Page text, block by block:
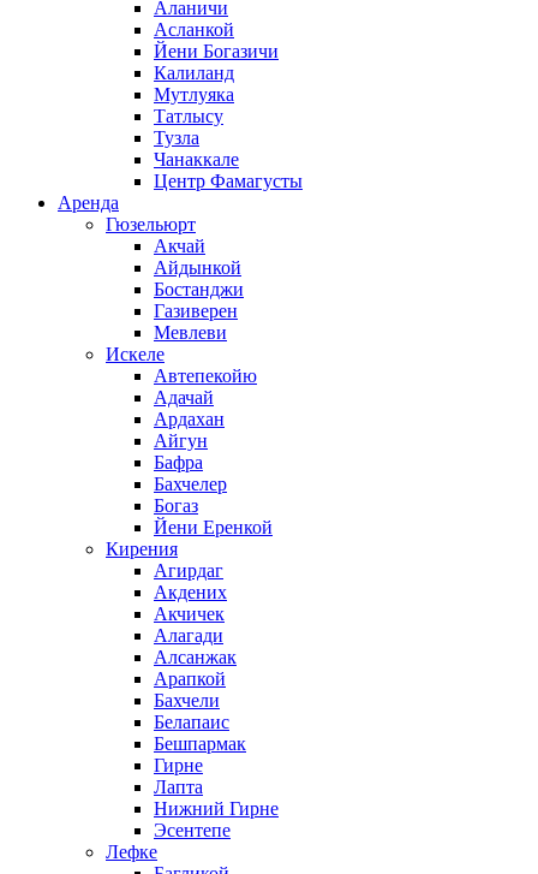
Аланичи
Асланкой
Йени Богазичи
Калиланд
Мутлуяка
Татлысу
Тузла
Чанаккале
Центр Фамагусты
Аренда
Гюзельюрт
Акчай
Айдынкой
Бостанджи
Газиверен
Мевлеви
Искеле
Автепекойю
Адачай
Ардахан
Айгун
Бафра
Бахчелер
Богаз
Йени Еренкой
Кирения
Агирдаг
Акдених
Акчичек
Алагади
Алсанжак
Арапкой
Бахчели
Белапаис
Бешпармак
Гирне
Лапта
Нижний Гирне
Эсентепе
Лефке